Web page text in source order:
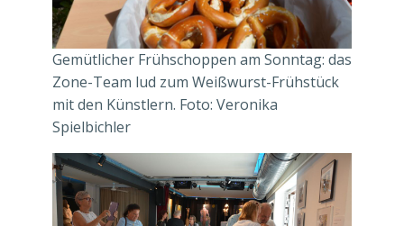
Gemütlicher Frühschoppen am Sonntag: das
Zone-Team lud zum Weißwurst-Frühstück
mit den Künstlern. Foto: Veronika
Spielbichler